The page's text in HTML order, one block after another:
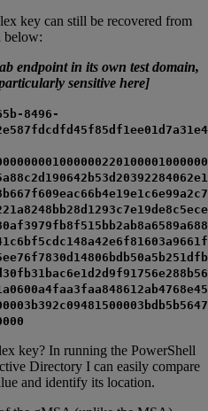
key can still be recovered from
below:
endpoint in its own test domain,
sensitive here]
8496-
key? In running the PowerShell
Directory I can easily compare
and identify its location.